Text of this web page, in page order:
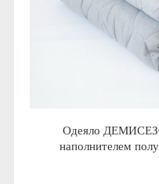
Одеяло
наполнителем